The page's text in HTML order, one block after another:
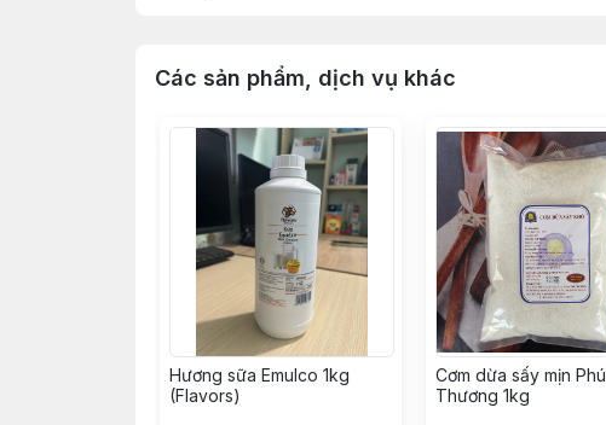
Các sản phẩm, dịch vụ khác
Hương sữa Emulco 1kg
(Flavors)
Cơm dừa sấy mịn Phú
Thương 1kg